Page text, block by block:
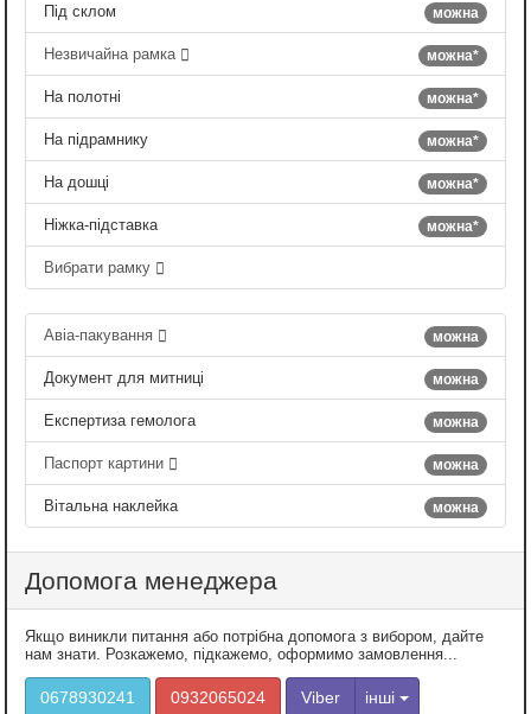
можна
Під склом
можна*
Незвичайна рамка
можна*
На полотні
можна*
На підрамнику
можна*
На дошці
можна*
Ніжка-підставка
Вибрати рамку
можна
Авіа-пакування
можна
Документ для митниці
можна
Експертиза гемолога
можна
Паспорт картини
можна
Вітальна наклейка
Допомога менеджера
Якщо виникли питання або потрібна допомога з вибором, дайте
нам знати. Розкажемо, підкажемо, оформимо замовлення...
0678930241 0932065024 Viber інші